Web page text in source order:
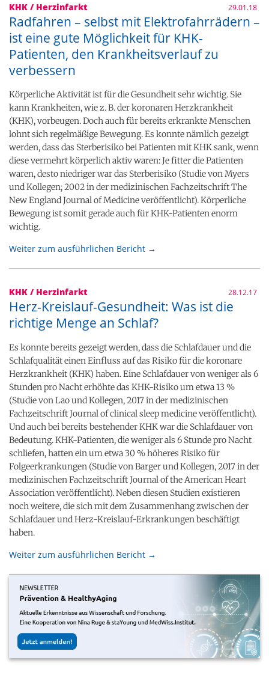
KHK / Herzinfarkt 29.01.18
Radfahren – selbst mit Elektrofahrrädern –
ist eine gute Möglichkeit für KHK-
Patienten, den Krankheitsverlauf zu
verbessern
Körperliche Aktivität ist für die Gesundheit sehr wichtig. Sie
kann Krankheiten, wie z. B. der koronaren Herzkrankheit
(KHK), vorbeugen. Doch auch für bereits erkrankte Menschen
lohnt sich regelmäßige Bewegung. Es konnte nämlich gezeigt
werden, dass das Sterberisiko bei Patienten mit KHK sank, wenn
diese vermehrt körperlich aktiv waren: Je fitter die Patienten
waren, desto niedriger war das Sterberisiko (Studie von Myers
und Kollegen; 2002 in der medizinischen Fachzeitschrift The
New England Journal of Medicine veröffentlicht). Körperliche
Bewegung ist somit gerade auch für KHK-Patienten enorm
wichtig.
Weiter zum ausführlichen Bericht →
KHK / Herzinfarkt 28.12.17
Herz-Kreislauf-Gesundheit: Was ist die
richtige Menge an Schlaf?
Es konnte bereits gezeigt werden, dass die Schlafdauer und die
Schlafqualität einen Einfluss auf das Risiko für die koronare
Herzkrankheit (KHK) haben. Eine Schlafdauer von weniger als 6
Stunden pro Nacht erhöhte das KHK-Risiko um etwa 13 %
(Studie von Lao und Kollegen, 2017 in der medizinischen
Fachzeitschrift Journal of clinical sleep medicine veröffentlicht).
Und auch bei bereits bestehender KHK war die Schlafdauer von
Bedeutung. KHK-Patienten, die weniger als 6 Stunde pro Nacht
schliefen, hatten ein um etwa 30 % höheres Risiko für
Folgeerkrankungen (Studie von Barger und Kollegen, 2017 in der
medizinischen Fachzeitschrift Journal of the American Heart
Association veröffentlicht). Neben diesen Studien existieren
noch weitere, die sich mit dem Zusammenhang zwischen der
Schlafdauer und Herz-Kreislauf-Erkrankungen beschäftigt
haben.
Weiter zum ausführlichen Bericht →